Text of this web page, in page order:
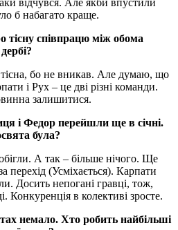
відчувся. Але якби впустили
б набагато краще.
тісну співпрацю між обома
бо не вникав. Але думаю, що
і Рух – це дві різні команди.
залишитися.
і Федор перейшли ще в січні.
була?
А так – більше нічого. Ще
перехід (Усміхається). Карпати
Досить непогані гравці, тож,
Конкуренція в колективі зросте.
немало. Хто робить найбільші